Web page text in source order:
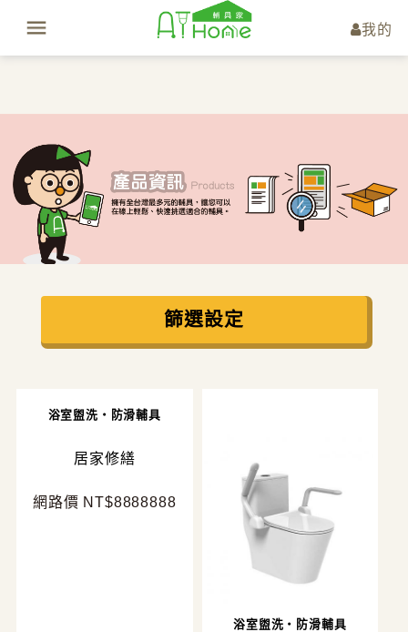
我的
篩選設定
浴室盥洗・防滑輔具
居家修繕
網路價 NT$8888888
浴室盥洗・防滑輔具